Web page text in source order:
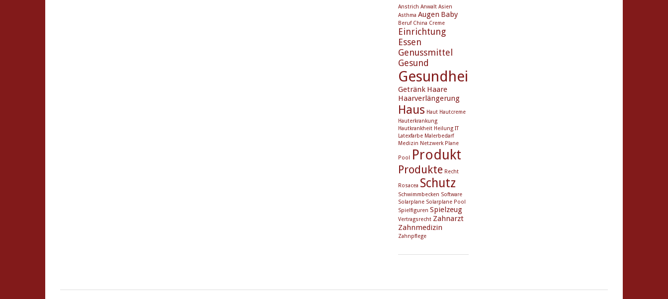
Anstrich Anwalt Asien
Asthma Augen Baby
Beruf China Creme
Einrichtung
Essen
Genussmittel
Gesund
Gesundheit
Getränk Haare
Haarverlängerung
Haus Haut Hautcreme
Hauterkrankung
Hautkrankheit Heilung IT
Latexfarbe Malerbedarf
Medizin Netzwerk Plane
Pool Produkt
Produkte Recht
Rosacea Schutz
Schwimmbecken Software
Solarplane Solarplane Pool
Spielfiguren Spielzeug
Vertragsrecht Zahnarzt
Zahnmedizin
Zahnpflege